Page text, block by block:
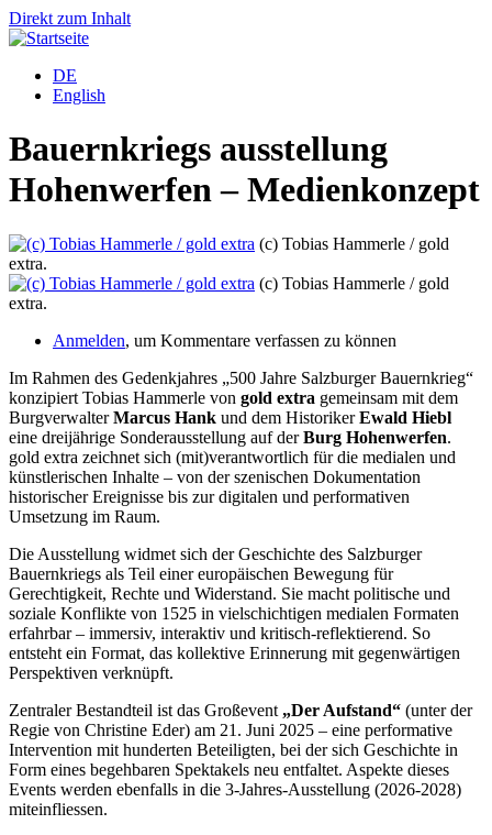
Direkt zum Inhalt
DE
English
Bauernkriegs ausstellung
Hohenwerfen – Medienkonzept
(c) Tobias Hammerle / gold
extra.
(c) Tobias Hammerle / gold
extra.
Anmelden, um Kommentare verfassen zu können
Im Rahmen des Gedenkjahres „500 Jahre Salzburger Bauernkrieg“
konzipiert Tobias Hammerle von gold extra gemeinsam mit dem
BurgverwalterMarcus Hank und dem HistorikerEwald Hiebl
eine dreijährige Sonderausstellung auf derBurg Hohenwerfen.
gold extra zeichnet sich (mit)verantwortlich für die medialen und
künstlerischen Inhalte – von der szenischen Dokumentation
historischer Ereignisse bis zur digitalen und performativen
Umsetzung im Raum.
Die Ausstellung widmet sich der Geschichte des Salzburger
Bauernkriegs als Teil einer europäischen Bewegung für
Gerechtigkeit, Rechte und Widerstand. Sie macht politische und
soziale Konflikte von 1525 in vielschichtigen medialen Formaten
erfahrbar – immersiv, interaktiv und kritisch-reflektierend. So
entsteht ein Format, das kollektive Erinnerung mit gegenwärtigen
Perspektiven verknüpft.
Zentraler Bestandteil ist das Großevent „Der Aufstand“ (unter der
Regie von Christine Eder) am 21. Juni 2025 – eine performative
Intervention mit hunderten Beteiligten, bei der sich Geschichte in
Form eines begehbaren Spektakels neu entfaltet. Aspekte dieses
Events werden ebenfalls in die 3-Jahres-Ausstellung (2026-2028)
miteinfliessen.